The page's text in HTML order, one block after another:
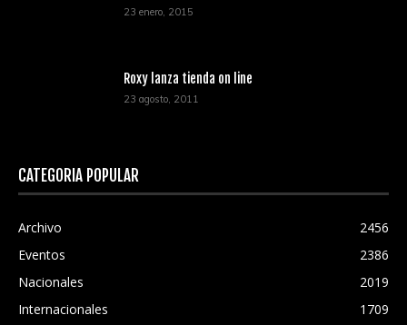
23 enero, 2015
Roxy lanza tienda on line
23 agosto, 2011
CATEGORÍA POPULAR
Archivo
2456
Eventos
2386
Nacionales
2019
Internacionales
1709